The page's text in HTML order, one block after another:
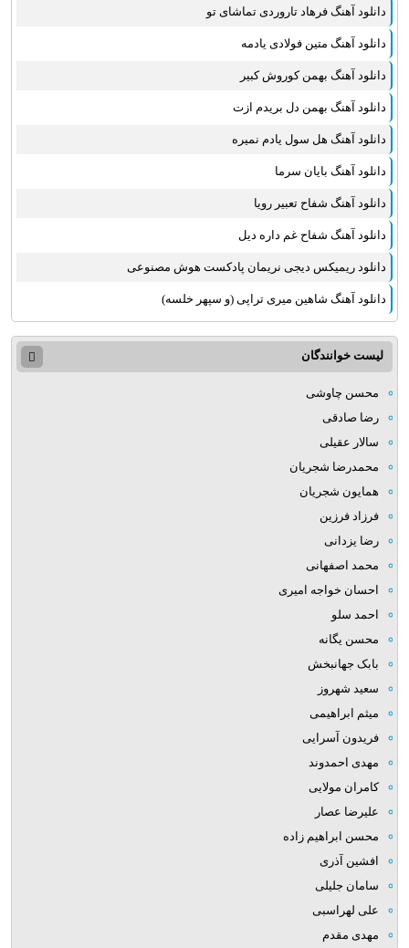
دانلود آهنگ فرهاد تاروردی تماشای تو
دانلود آهنگ متین فولادی یادمه
دانلود آهنگ بهمن کوروش کبیر
دانلود آهنگ بهمن دل بریدم ازت
دانلود آهنگ هل سول یادم نمیره
دانلود آهنگ بایان سرما
دانلود آهنگ شفاح تعبیر رویا
دانلود آهنگ شفاح غم داره دیل
دانلود ریمیکس دیجی نریمان پادکست هوش مصنوعی
دانلود آهنگ شاهین میری تراپی (و سپهر خلسه)
لیست خوانندگان
محسن چاوشی
رضا صادقی
سالار عقیلی
محمدرضا شجریان
همایون شجریان
فرزاد فرزین
رضا یزدانی
محمد اصفهانی
احسان خواجه امیری
احمد سلو
محسن یگانه
بابک جهانبخش
سعید شهروز
میثم ابراهیمی
فریدون آسرایی
مهدی احمدوند
کامران مولایی
علیرضا عصار
محسن ابراهیم زاده
افشین آذری
سامان جلیلی
علی لهراسبی
مهدی مقدم